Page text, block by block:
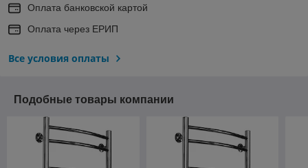
Оплата банковской картой
Оплата через ЕРИП
Все условия оплаты
Подобные товары компании